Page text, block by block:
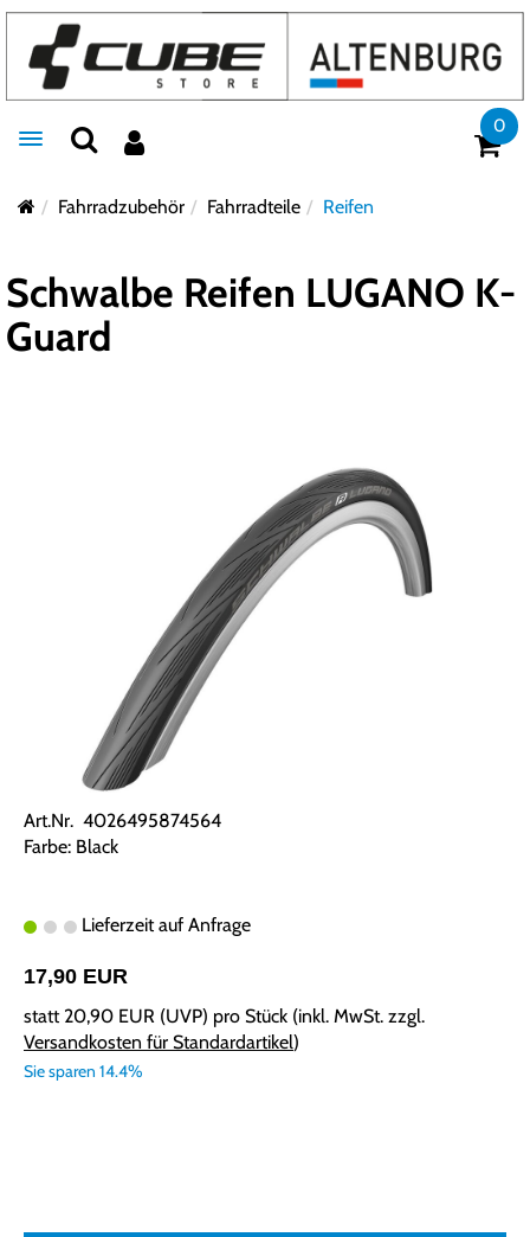
Toggle navigation
0
Fahrradzubehör Fahrradteile Reifen
Schwalbe Reifen LUGANO K-
Guard
Art.Nr. 4026495874564
Farbe: Black
Lieferzeit auf Anfrage
17,90 EUR
statt 20,90 EUR (UVP) pro Stück (inkl. MwSt. zzgl.
Versandkosten für Standardartikel)
Sie sparen 14.4%